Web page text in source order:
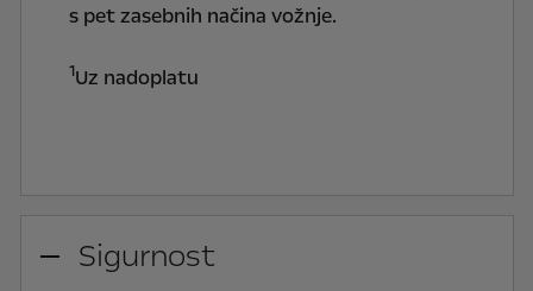
s pet zasebnih načina vožnje.
1Uz nadoplatu
Sigurnost